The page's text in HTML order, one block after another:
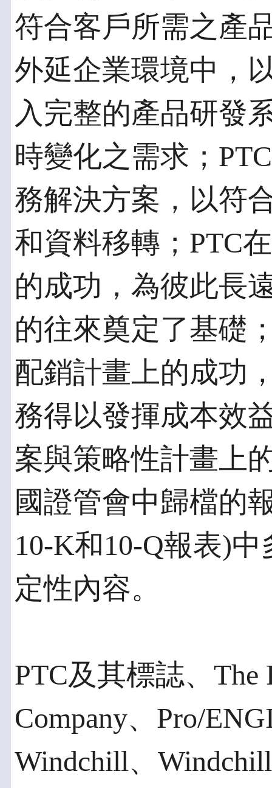
符合客戶所需之產
外延企業環境中，
入完整的產品研發
時變化之需求；
務解決方案，以符
和資料移轉；PTC
的成功，為彼此長
的往來奠定了基礎
配銷計畫上的成功
務得以發揮成本效
案與策略性計畫上
國證管會中歸檔的
10-K和10-Q報表)
定性內容。
PTC及其標誌、The
Company、Pro/
Windchill、